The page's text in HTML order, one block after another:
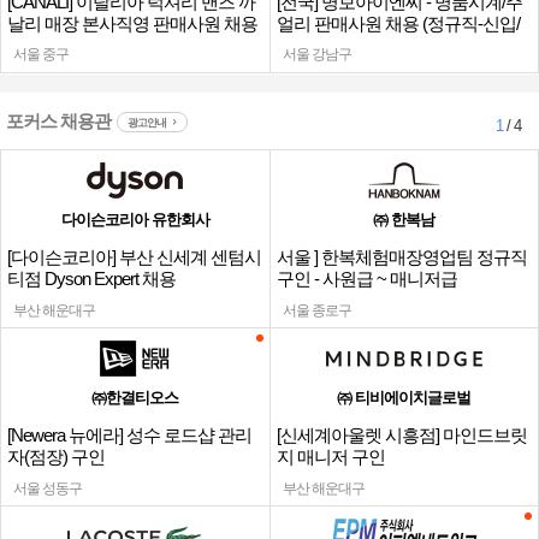
날리 매장 본사직영 판매사원 채용
서울 중구
얼리 판매사원 채용 (정규직-신입/
경력)
서울 강남구
포커스 채용관 광고안내 1/ 4
다이슨코리아 유한회사
[다이슨코리아] 부산 신세계 센텀시
티점 Dyson Expert 채용
부산 해운대구
㈜ 한복남
서울 ] 한복체험매장영업팀 정규직
구인 - 사원급 ~ 매니저급
서울 종로구
㈜한결티오스
[Newera 뉴에라] 성수 로드샵 관리
자(점장) 구인
서울 성동구
㈜ 티비에이치글로벌
[신세계아울렛 시흥점] 마인드브릿
지 매니저 구인
부산 해운대구